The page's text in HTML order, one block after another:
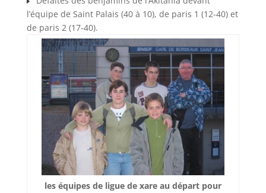
l’équipe de Saint Palais (40 à 10), de paris 1 (12-40) et
de paris 2 (17-40).
les équipes de ligue de xare au départ pour